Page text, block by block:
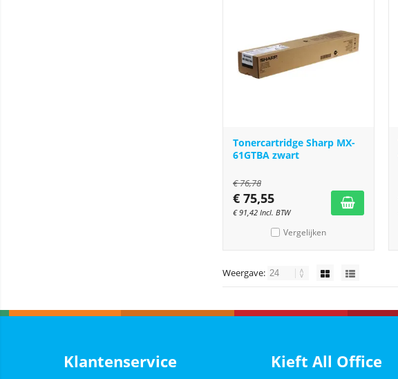
Tonercartridge Sharp MX-
61GTBA zwart
€76,78
€ 75,55
€ 91,42 Incl. BTW
Vergelijken
Weergave:
Klantenservice Kieft All Office